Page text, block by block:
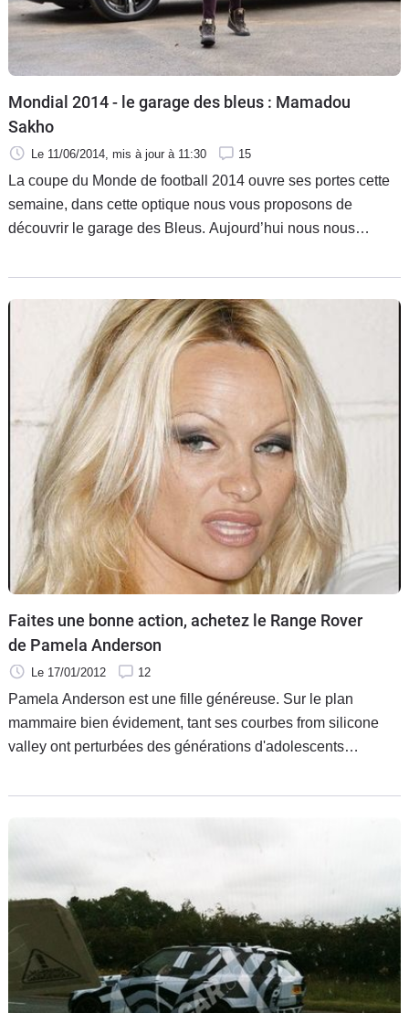
Mondial 2014 - le garage des bleus : Mamadou
Sakho
Le 11/06/2014, mis à jour à 11:30 15
La coupe du Monde de football 2014 ouvre ses portes cette
semaine, dans cette optique nous vous proposons de
découvrir le garage des Bleus. Aujourd’hui nous nous
Faites une bonne action, achetez le Range Rover
de Pamela Anderson
Le 17/01/2012 12
Pamela Anderson est une fille généreuse. Sur le plan
mammaire bien évidement, tant ses courbes from silicone
valley ont perturbées des générations d'adolescents